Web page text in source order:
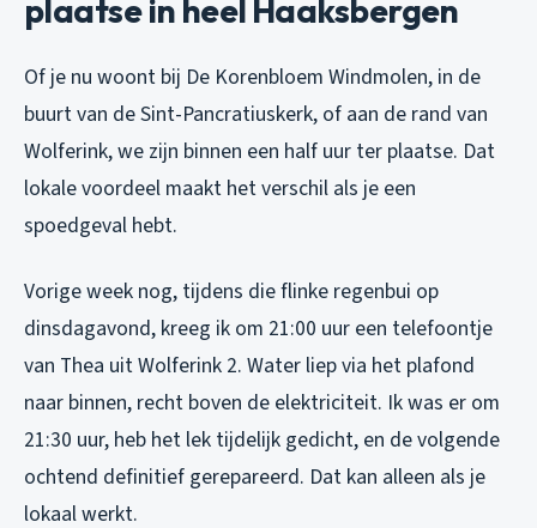
plaatse in heel Haaksbergen
Of je nu woont bij De Korenbloem Windmolen, in de
buurt van de Sint-Pancratiuskerk, of aan de rand van
Wolferink, we zijn binnen een half uur ter plaatse. Dat
lokale voordeel maakt het verschil als je een
spoedgeval hebt.
Vorige week nog, tijdens die flinke regenbui op
dinsdagavond, kreeg ik om 21:00 uur een telefoontje
van Thea uit Wolferink 2. Water liep via het plafond
naar binnen, recht boven de elektriciteit. Ik was er om
21:30 uur, heb het lek tijdelijk gedicht, en de volgende
ochtend definitief gerepareerd. Dat kan alleen als je
lokaal werkt.